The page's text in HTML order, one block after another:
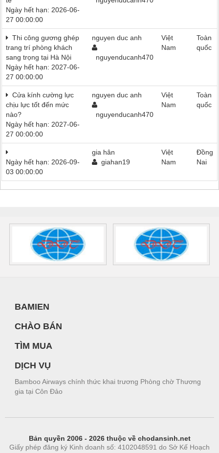
Ngày hết hạn: 2026-06-
27 00:00:00
Thi công gương ghép
trang trí phòng khách
sang trọng tại Hà Nội
Ngày hết hạn: 2027-06-
27 00:00:00
nguyen duc anh
nguyenducanh470
Việt
Nam
Toàn
quốc
Cửa kính cường lực
chịu lực tốt đến mức
nào?
Ngày hết hạn: 2027-06-
27 00:00:00
nguyen duc anh
nguyenducanh470
Việt
Nam
Toàn
quốc
Ngày hết hạn: 2026-09-
03 00:00:00
gia hân
giahan19
Việt
Nam
Đồng
Nai
BAMIEN
CHÀO BÁN
TÌM MUA
DỊCH VỤ
Bamboo Airways chính thức khai trương Phòng chờ Thương
gia tại Côn Đảo
Bản quyền 2006 - 2026 thuộc về chodansinh.net
Giấy phép đăng ký Kinh doanh số: 4102048591 do Sở Kế Hoạch